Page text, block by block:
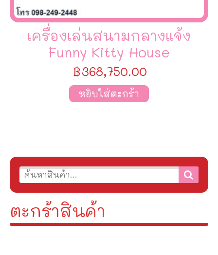
ตะกร้าสินค้า
เครื่องเล่นสนามกลางแจ้ง
Funny Kitty House
฿368,750.00
หยิบใส่ตะกร้า